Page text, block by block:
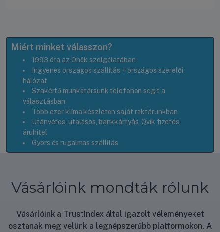
Miért minket válasszon?
1993 óta az Önök szolgálatában
Ingyenes országos szállítás + országos szerelői
hálózat
Szakértő munkatársunk telefonon segít a
választásban
Több ezer klíma készleten saját raktárunkban
Utánvétes, utalásos, bankkártyás, Qvik fizetés,
áruhitel
Gyors és rugalmas szállítás
Vásárlóink mondták rólunk
Vásárlóink a TrustIndex által igazolt véleményeket
osztanak meg velünk a legnépszerűbb platformokon. A